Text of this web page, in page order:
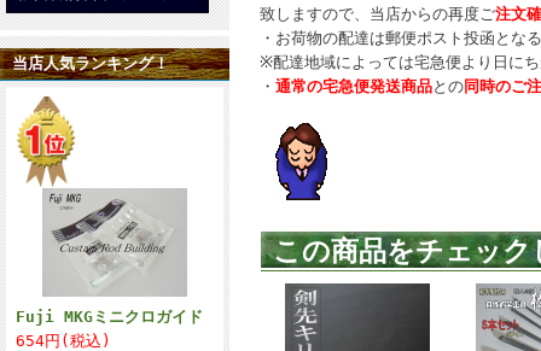
当店人気ランキング！
Fuji MKGミニクロガイド
654円(税込)
致しますので、当店からの再度ご注文
・お荷物の配達は郵便ポスト投函とな
※配達地域によっては宅急便より日に
・ 通常の宅急便発送商品との同時のご
この商品をチェッ